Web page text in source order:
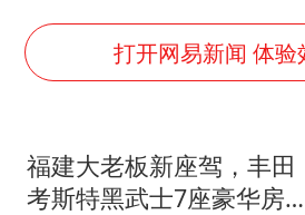
22岁女生
打开网易新闻 体验
福建大老板新座驾，丰田
考斯特黑武士7座豪华房